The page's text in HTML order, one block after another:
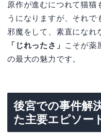
原作が進むにつれて猫猫
うになりますが、それで
邪魔をして、素直になれ
「じれったさ」
こそが薬
の最大の魅力です。
後宮での事件解
た主要エピソー